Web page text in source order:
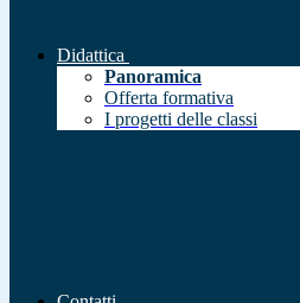
Didattica
Panoramica
Offerta formativa
I progetti delle classi